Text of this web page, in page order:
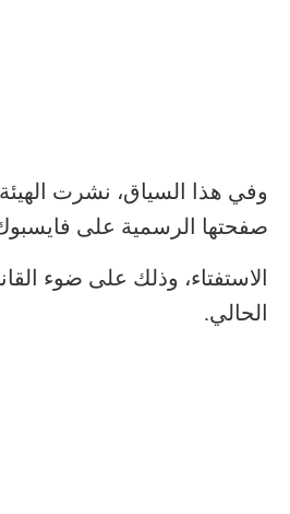
وفي هذا السياق، نشرت
صفحتها الرسمية على
الاستفتاء، وذلك على ضوء
الحالي.